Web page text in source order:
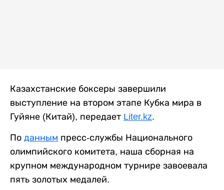
Казахстанские боксеры завершили
выступление на втором этапе Кубка мира в
Гуйяне (Китай), передает Liter.kz.
По данным пресс-службы Национального
олимпийского комитета, наша сборная на
крупном международном турнире завоевала
пять золотых медалей.